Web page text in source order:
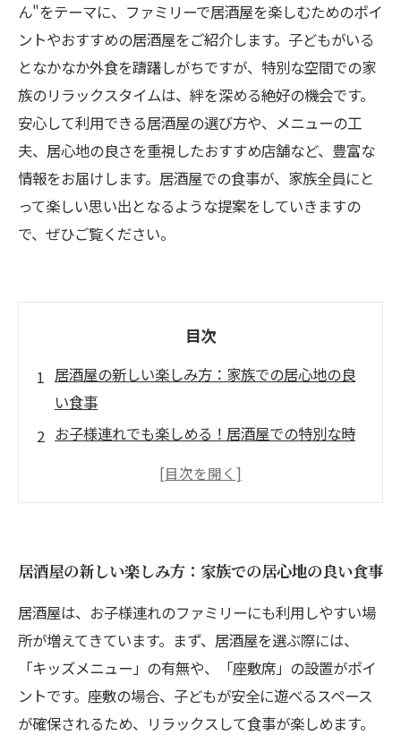
ん"をテーマに、ファミリーで居酒屋を楽しむためのポイ
ントやおすすめの居酒屋をご紹介します。子どもがいる
となかなか外食を躊躇しがちですが、特別な空間での家
族のリラックスタイムは、絆を深める絶好の機会です。
安心して利用できる居酒屋の選び方や、メニューの工
夫、居心地の良さを重視したおすすめ店舗など、豊富な
情報をお届けします。居酒屋での食事が、家族全員にと
って楽しい思い出となるような提案をしていきますの
で、ぜひご覧ください。
目次
居酒屋の新しい楽しみ方：家族での居心地の良
い食事
お子様連れでも楽しめる！居酒屋での特別な時
居酒屋でのファミリー団らんの楽しみ方まとめ
思い出に残る！居酒屋で楽しむ家族の時間
居酒屋の新しい楽しみ方：家族での居心地の良い食事
居酒屋は、お子様連れのファミリーにも利用しやすい場
所が増えてきています。まず、居酒屋を選ぶ際には、
「キッズメニュー」の有無や、「座敷席」の設置がポイ
ントです。座敷の場合、子どもが安全に遊べるスペース
が確保されるため、リラックスして食事が楽しめます。